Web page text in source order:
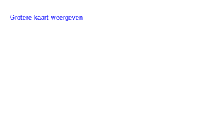
Grotere kaart weergeven